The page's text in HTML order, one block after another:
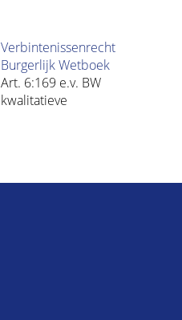
Verbintenissenrecht
Burgerlijk Wetboek
Art. 6:169 e.v. BW
kwalitatieve